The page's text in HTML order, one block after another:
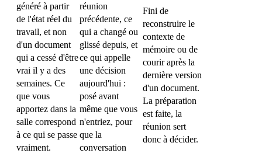
généré à partir
de l'état réel du
travail, et non
d'un document
qui a cessé d'être
vrai il y a des
semaines. Ce
que vous
apportez dans la
salle correspond
à ce qui se passe
vraiment.
réunion
précédente, ce
qui a changé ou
glissé depuis, et
ce qui appelle
une décision
aujourd'hui :
posé avant
même que vous
n'entriez, pour
que la
conversation
Fini de
reconstruire le
contexte de
mémoire ou de
courir après la
dernière version
d'un document.
La préparation
est faite, la
réunion sert
donc à décider.